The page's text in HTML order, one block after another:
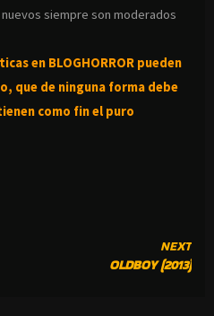
siempre son moderados
en BLOGHORROR pueden
que de ninguna forma debe
como fin el puro
NEXT
OLDBOY (2013)